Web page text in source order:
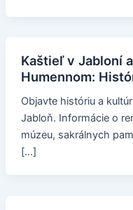
Kaštieľ v Jabloní
Humennom:
Objavte históriu a
Jabloň. Informácie o
múzeu, sakrálnych
[…]